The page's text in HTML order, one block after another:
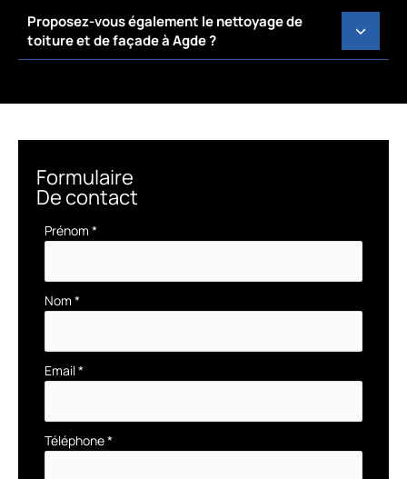
Proposez-vous également le nettoyage de
toiture et de façade à Agde ?
Formulaire
De contact
Formulaire
Prénom *
Nom *
Email*
Téléphone*